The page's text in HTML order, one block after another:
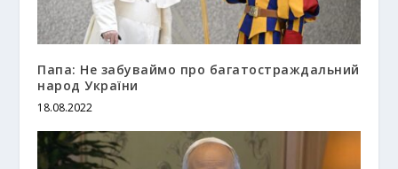
Папа: Не забуваймо про багатостраждальний
народ України
18.08.2022